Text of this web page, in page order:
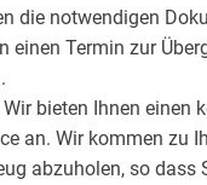
die notwendigen
einen Termin zur
Wir bieten Ihnen einen
an. Wir kommen zu
abzuholen, so dass